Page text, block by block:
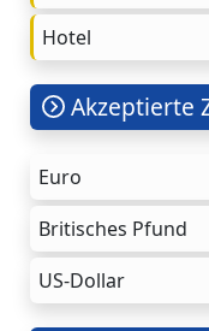
Hotel
Akzeptierte
Euro
Britisches Pfund
US-Dollar